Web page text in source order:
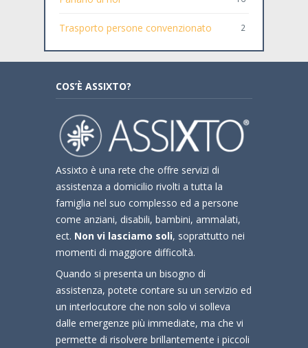
Trasporto persone convenzionato 2
COS’È ASSIXTO?
Assixto è una rete che offre servizi di
assistenza a domicilio rivolti a tutta la
famiglia nel suo complesso ed a persone
come anziani, disabili, bambini, ammalati,
ect. Non vi lasciamo soli, soprattutto nei
momenti di maggiore difficoltà.
Quando si presenta un bisogno di
assistenza, potete contare su un servizio ed
un interlocutore che non solo vi solleva
dalle emergenze più immediate, ma che vi
permette di risolvere brillantemente i piccoli